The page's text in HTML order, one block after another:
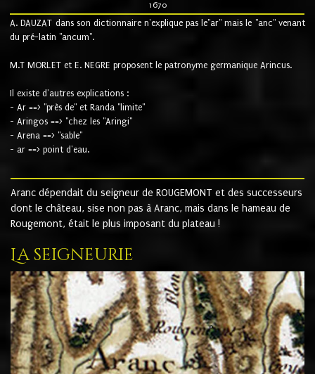
1670
A. DAUZAT dans son dictionnaire n'explique pas le"ar" mais le "anc" venant
du pré-latin "ancum".
M.T MORLET et E. NEGRE proposent le patronyme germanique Arincus.
Il existe d'autres explications :
- Ar ==> "près de" et Randa "limite"
- Aringos ==> "chez les "Aringi"
- Arena ==> "sable"
- ar ==> point d'eau.
Aranc dépendait du seigneur de ROUGEMONT et des successeurs
dont le château, sise non pas à Aranc, mais dans le hameau de
Rougemont, était le plus imposant du plateau !
La seigneurie